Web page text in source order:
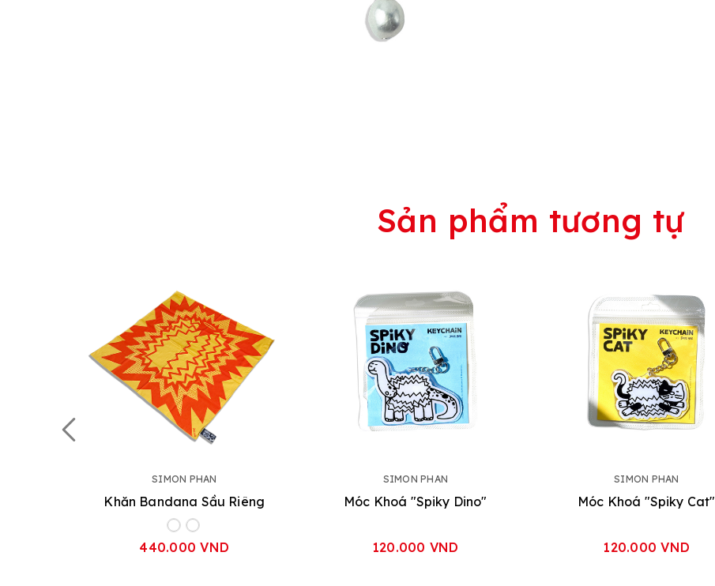
Sản phẩm tương tự
SIMON PHAN
Khăn Bandana Sầu Riêng
440.000 VND
SIMON PHAN
Móc Khoá "Spiky Dino"
120.000 VND
SIMON PHAN
Móc Khoá "Spiky Cat"
120.000 VND